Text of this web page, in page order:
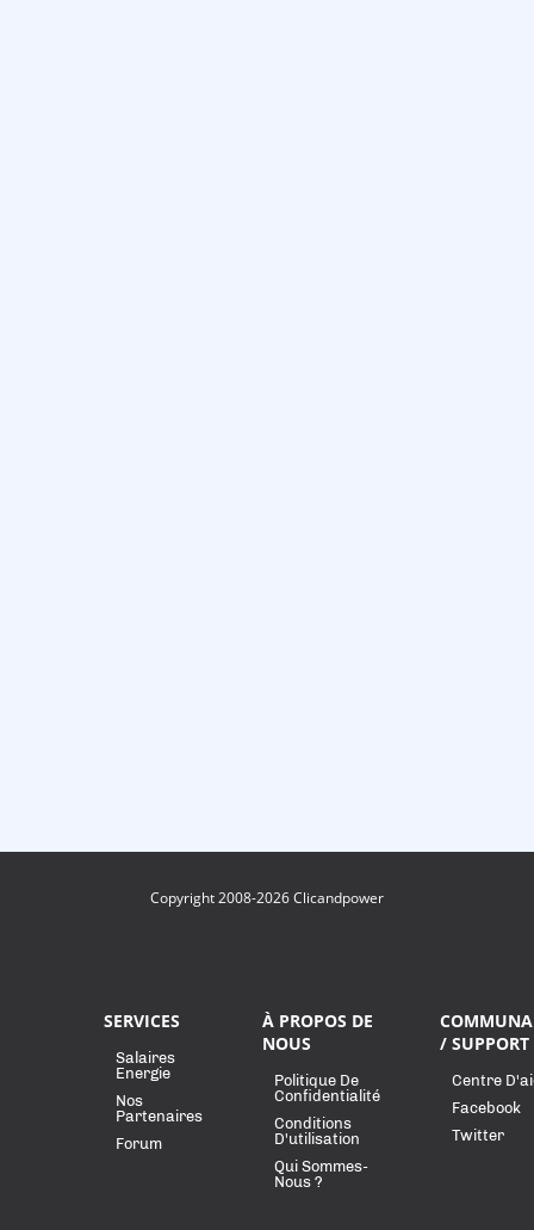
Copyright 2008-2026 Clicandpower
SERVICES
Salaires
Energie
Nos
Partenaires
Forum
À PROPOS DE
NOUS
Politique De
Confidentialité
Conditions
D'utilisation
Qui Sommes-
Nous ?
/ SUPPORT
Centre
Facebook
Twitter